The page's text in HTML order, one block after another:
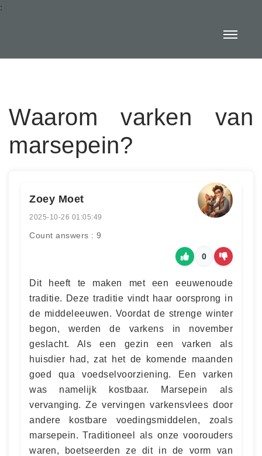
:
Waarom varken van
marsepein?
Zoey Moet
2025-10-26 01:05:49
Count answers : 9
0
Dit heeft te maken met een eeuwenoude
traditie. Deze traditie vindt haar oorsprong in
de middeleeuwen. Voordat de strenge winter
begon, werden de varkens in november
geslacht. Als een gezin een varken als
huisdier had, zat het de komende maanden
goed qua voedselvoorziening. Een varken
was namelijk kostbaar. Marsepein als
vervanging. Ze vervingen varkensvlees door
andere kostbare voedingsmiddelen, zoals
marsepein. Traditioneel als onze voorouders
waren, boetseerden ze dit in de vorm van